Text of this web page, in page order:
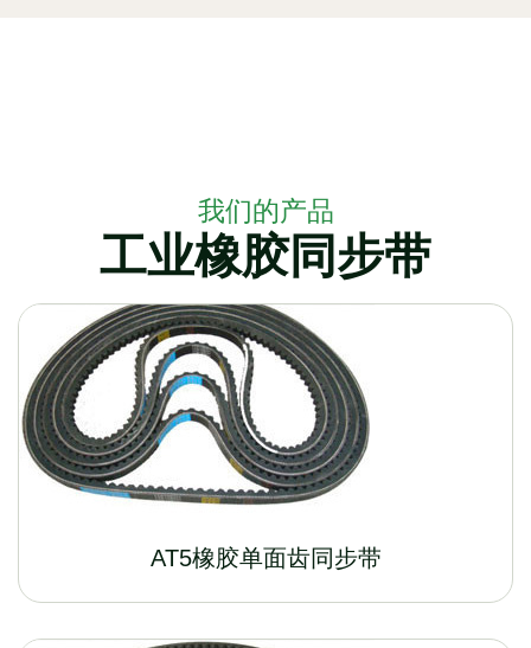
我们的产品
工业橡胶同步带
AT5橡胶单面齿同步带